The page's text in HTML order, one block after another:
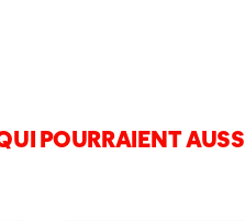
POURRAIENT